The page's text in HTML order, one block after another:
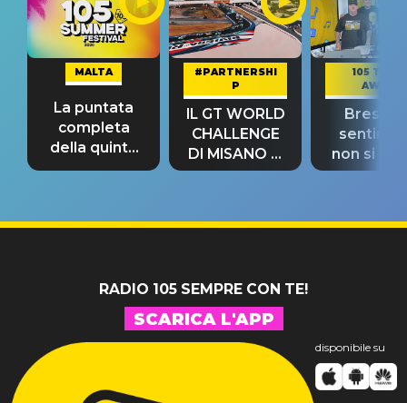
MALTA
La puntata
completa
della quinta
tappa
#PARTNERSHI
P
IL GT WORLD
CHALLENGE
DI MISANO si
riconferma
105 TAKE
AWAY
Bresh:
non si
fino alla
RADIO 105 SEMPRE CON TE!
SCARICA L'APP
disponibile su